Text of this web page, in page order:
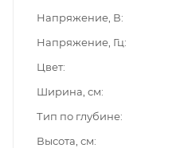
Напряжение, В
Напряжение, Гц
Цвет
Ширина, см
Тип по глубине
Высота, см